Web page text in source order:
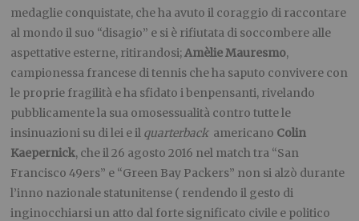
medaglie conquistate, che ha avuto il coraggio di raccontare
al mondo il suo “disagio” e si è rifiutata di soccombere alle
aspettative esterne, ritirandosi;Amèlie Mauresmo,
campionessa francese di tennis che ha saputo convivere con
le proprie fragilità e ha sfidato i benpensanti, rivelando
pubblicamente la sua omosessualità contro tutte le
insinuazioni su di lei e il quarterbackamericano Colin
Kaepernick, che il 26 agosto 2016 nel match tra “San
Francisco 49ers” e “Green Bay Packers” non si alzò durante
l’inno nazionale statunitense ( rendendo il gesto di
inginocchiarsi un atto dal forte significato civile e politico